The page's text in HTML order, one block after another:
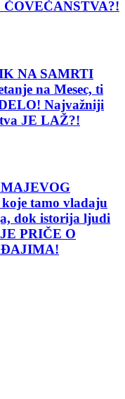
NA SAMRTI
na Mesec, ti
Najvažniji
JE LAŽ?!
tamo vladaju
dok istorija ljudi
PRIČE O